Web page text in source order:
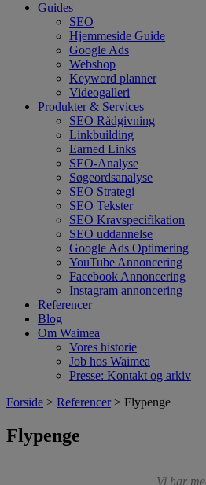
Guides
SEO
Hjemmeside Guide
Google Ads
Webshop
Keyword planner
Videogalleri
Produkter & Services
SEO Rådgivning
Linkbuilding
Earned Links
SEO-Analyse
Søgeordsanalyse
SEO Strategi
SEO Tekster
SEO Kravspecifikation
SEO uddannelse
Google Ads Optimering
YouTube Annoncering
Facebook Annoncering
Instagram annoncering
Referencer
Blog
Om Waimea
Vores historie
Job hos Waimea
Presse: Kontakt og arkiv
Forside > Referencer > Flypenge
Flypenge
Vi har